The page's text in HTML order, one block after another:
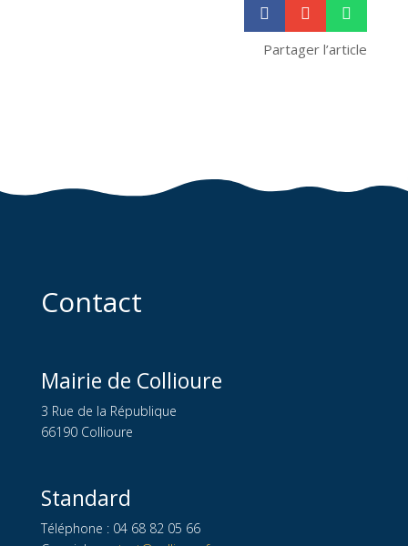
 

Partager l’article
Contact
Mairie de Collioure
3 Rue de la République
66190 Collioure
Standard
Téléphone : 04 68 82 05 66